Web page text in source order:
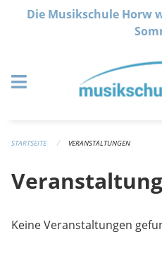
Navigation überspringen
Die Musikschule Horw
STARTSEITE VERANSTALTUNGEN
Keine Veranstaltungen